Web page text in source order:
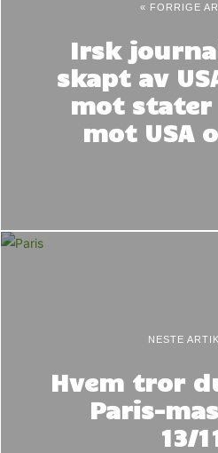
« FORRIGE
Irsk
skapt av
mot stater
mot USA
NESTE
Hvem tror
Paris-
13/